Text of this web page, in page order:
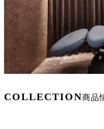
COLLECTION商品